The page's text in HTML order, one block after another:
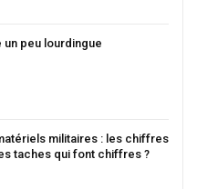
un peu lourdingue
militaires : les chiffres
taches qui font chiffres ?